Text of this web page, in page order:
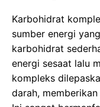
Karbohidrat
sumber energi
karbohidrat
energi sesaat lalu
kompleks
darah,